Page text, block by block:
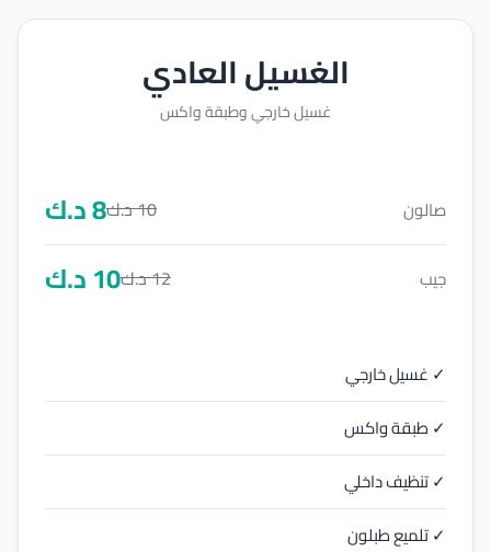
الغسيل العادي
غسيل خارجي وطبقة واكس
صالون 10د.ك8د.ك
جيب 12د.ك10د.ك
✓ غسيل خارجي
✓ طبقة واكس
✓ تنظيف داخلي
✓ تلميع طبلون